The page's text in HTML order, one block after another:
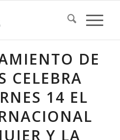
DE
CELEBRA
14 EL
Y LA